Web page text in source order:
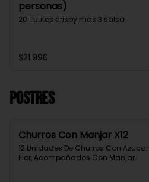
personas)
20 Tutitos crispy mas 3 salsa
$21.990
Postres
Churros Con Manjar X12
12 Unidades De Churros Con Azucar
Flor, Acompañados Con Manjar.